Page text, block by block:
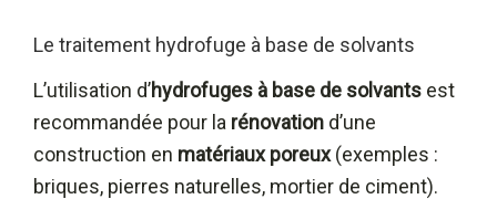
Le traitement hydrofuge à base de solvants
L’utilisation d’hydrofuges à base de solvants est
recommandée pour la rénovation d’une
construction en matériaux poreux(exemples :
briques, pierres naturelles, mortier de ciment).